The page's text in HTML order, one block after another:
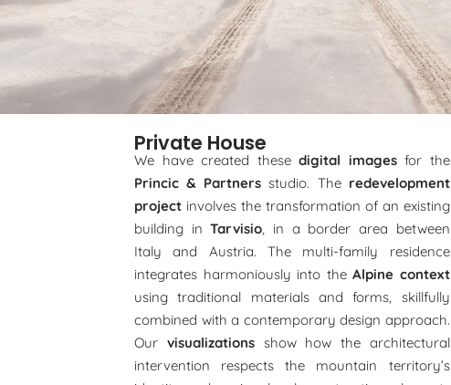
Private House
We have created thesedigital imagesfor the
Princic & Partners studio. The redevelopment
project involves the transformation of an existing
building inTarvisio , in a border area between
Italy and Austria. The multi-family residence
integrates harmoniously into theAlpine context
using traditional materials and forms, skillfully
combined with a contemporary design approach.
Our visualizationsshow how the architectural
intervention respects the mountain territory’s